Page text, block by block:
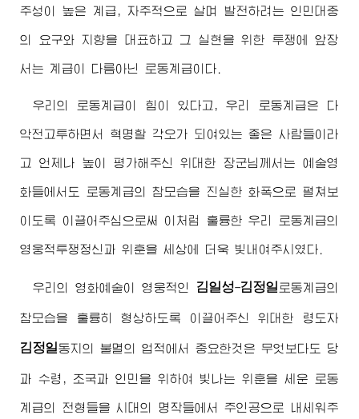
주성이 높은 계급, 자주적으로 살며 발전하려는 인민대중
의 요구와 지향을 대표하고 그 실현을 위한 투쟁에 앞장
서는 계급이 다름아닌 로동계급이다.
우리의 로동계급이 힘이 있다고, 우리 로동계급은 다
악전고투하면서 혁명할 각오가 되여있는 좋은 사람들이라
고 언제나 높이 평가해주신위대한 장군님 께서는 예술영
화들에서도 로동계급의 참모습을 진실한 화폭으로 펼쳐보
이도록 이끌어주심으로써 이처럼 훌륭한 우리 로동계급의
영웅적투쟁정신과 위훈을 세상에 더욱 빛내여주시였다.
우리의 영화예술이 영웅적인 김일성-김정일 로동계급의
참모습을 훌륭히 형상하도록 이끌어주신위대한 령도자
김정일동지 의 불멸의 업적에서 중요한것은 무엇보다도 당
과 수령, 조국과 인민을 위하여 빛나는 위훈을 세운 로동
계급의 전형들을 시대의 명작들에서 주인공으로 내세워주